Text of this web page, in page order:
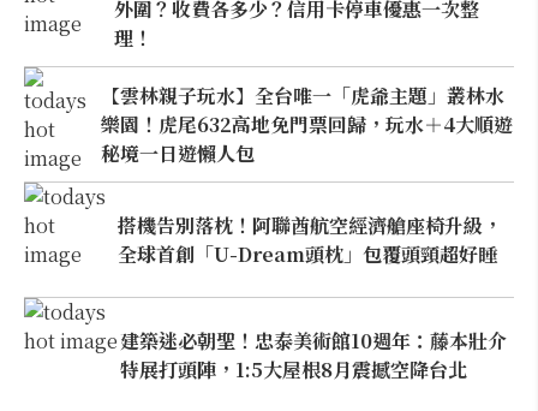
外圍？收費各多少？信用卡停車優惠一次整
理！
【雲林親子玩水】全台唯一「虎爺主題」叢林水
樂園！虎尾632高地免門票回歸，玩水＋4大順遊
秘境一日遊懶人包
搭機告別落枕！阿聯酋航空經濟艙座椅升級，
全球首創「U-Dream頭枕」包覆頭頸超好睡
建築迷必朝聖！忠泰美術館10週年：藤本壯介
特展打頭陣，1:5大屋根8月震撼空降台北